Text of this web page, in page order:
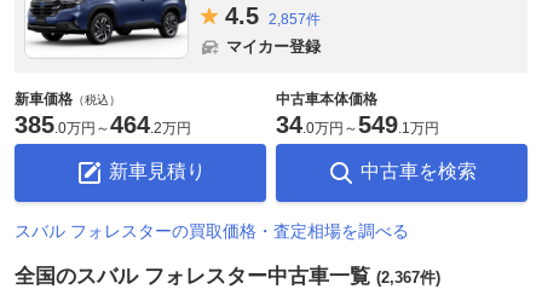
4.5 2,857件
マイカー登録
新車価格 （税込）
385.0万円 ～464.2万円
新車見積り
中古車本体価格
34.0万円 ～549.1万円
中古車を検索
スバル フォレスターの買取価格・査定相場を調べる
全国のスバル フォレスター中古車一覧 (2,367件)